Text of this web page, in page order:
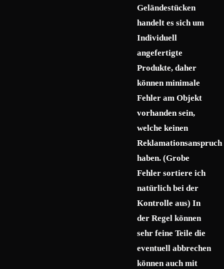
Geländestücken
handelt es sich um
Individuell
angefertigte
Produkte, daher
können minimale
Fehler am Objekt
vorhanden sein,
welche keinen
Reklamationsanspruch
haben. (Grobe
Fehler sortiere ich
natürlich bei der
Kontrolle aus) In
der Regel können
sehr feine Teile die
eventuell abbrechen
können auch mit